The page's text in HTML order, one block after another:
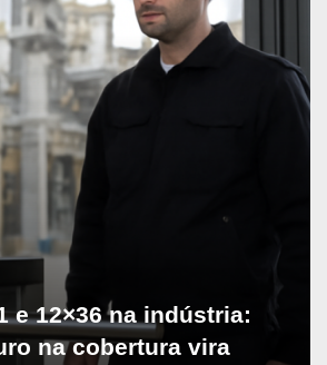
e 12×36 na indústria:
na cobertura vira